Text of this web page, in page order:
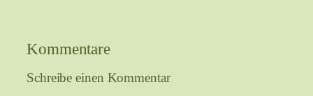
Kommentare
Schreibe einen Kommentar